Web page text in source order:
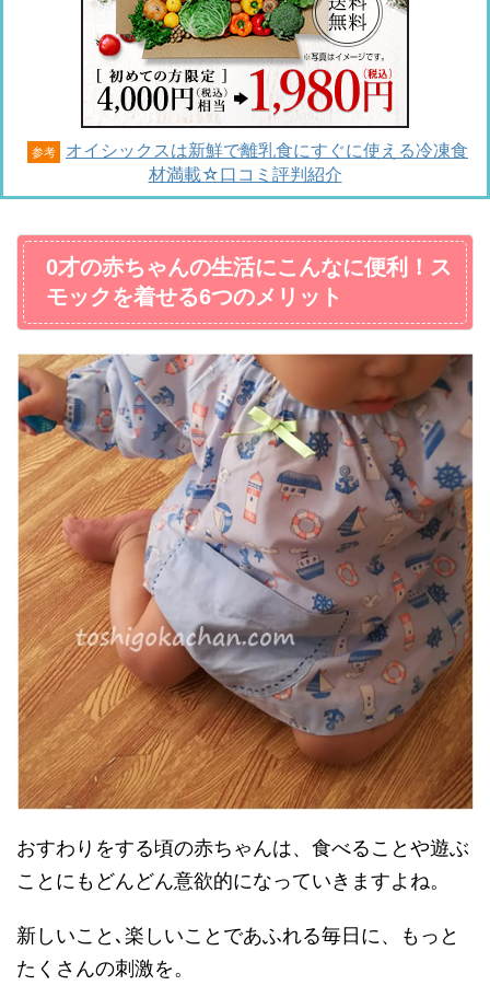
参考
オイシックスは新鮮で離乳食にすぐに使える冷凍食
材満載☆口コミ評判紹介
0才の赤ちゃんの生活にこんなに便利！ス
モックを着せる6つのメリット
おすわりをする頃の赤ちゃんは、食べることや遊ぶ
ことにもどんどん意欲的になっていきますよね。
新しいこと､楽しいことであふれる毎日に、もっと
たくさんの刺激を。